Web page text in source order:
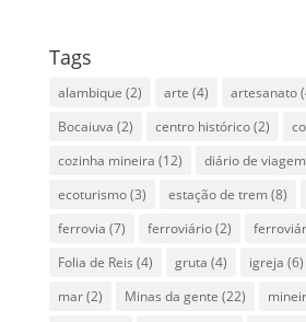
Tags
alambique (2) arte (4) artesanato
Bocaiuva (2) centro histórico(2)
cozinha mineira (12) diário de viagem
ecoturismo(3) estação de trem(8)
ferrovia (7) ferroviário(2)
Folia de Reis (4) gruta (4) igreja (6)
mar(2) Minas da gente (22)